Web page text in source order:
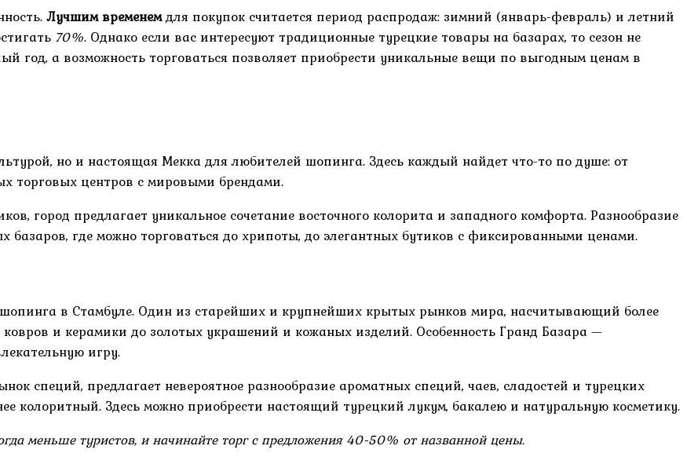
Лучшим временемдля покупок считается период распродаж: зимний (январь-февраль) и летний
70%. Однако если вас интересуют традиционные турецкие товары на базарах, то сезон не
год, а возможность торговаться позволяет приобрести уникальные вещи по выгодным ценам в
но и настоящая Мекка для любителей шопинга. Здесь каждый найдет что-то по душе: от
торговых центров с мировыми брендами.
город предлагает уникальное сочетание восточного колорита и западного комфорта. Разнообразие
где можно торговаться до хрипоты, до элегантных бутиков с фиксированными ценами.
шопинга в Стамбуле. Один из старейших и крупнейших крытых рынков мира, насчитывающий более
и керамики до золотых украшений и кожаных изделий. Особенность Гранд Базара —
игру.
специй, предлагает невероятное разнообразие ароматных специй, чаев, сладостей и турецких
колоритный. Здесь можно приобрести настоящий турецкий лукум, бакалею и натуральную косметику.
меньше туристов, и начинайте торг с предложения 40-50% от названной цены.